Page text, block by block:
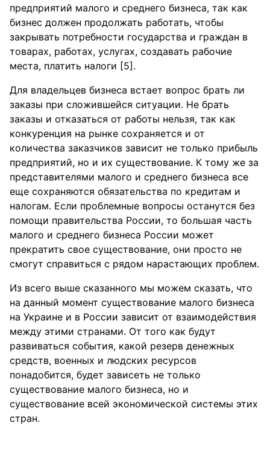
предприятий малого и среднего бизнеса, так как
бизнес должен продолжать работать, чтобы
закрывать потребности государства и граждан в
товарах, работах, услугах, создавать рабочие
места, платить налоги [5].
Для владельцев бизнеса встает вопрос брать ли
заказы при сложившейся ситуации. Не брать
заказы и отказаться от работы нельзя, так как
конкуренция на рынке сохраняется и от
количества заказчиков зависит не только прибыль
предприятий, но и их существование. К тому же за
представителями малого и среднего бизнеса все
еще сохраняются обязательства по кредитам и
налогам. Если проблемные вопросы останутся без
помощи правительства России, то большая часть
малого и среднего бизнеса России может
прекратить свое существование, они просто не
смогут справиться с рядом нарастающих проблем.
Из всего выше сказанного мы можем сказать, что
на данный момент существование малого бизнеса
на Украине и в России зависит от взаимодействия
между этими странами. От того как будут
развиваться события, какой резерв денежных
средств, военных и людских ресурсов
понадобится, будет зависеть не только
существование малого бизнеса, но и
существование всей экономической системы этих
стран.